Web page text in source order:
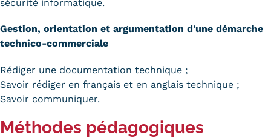
sécurité informatique.
Gestion, orientation et argumentation d'une démarche
technico-commerciale
Rédiger une documentation technique ;
Savoir rédiger en français et en anglais technique ;
Savoir communiquer.
Méthodes pédagogiques